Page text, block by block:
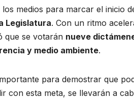
medios para marcar el inicio
Legislatura. Con un ritmo
que se votarán nueve
y medio ambiente.
para demostrar que
con esta meta, se llevarán a